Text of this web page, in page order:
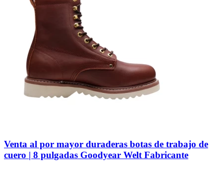
Venta al por mayor duraderas botas de trabajo de
cuero | 8 pulgadas Goodyear Welt Fabricante